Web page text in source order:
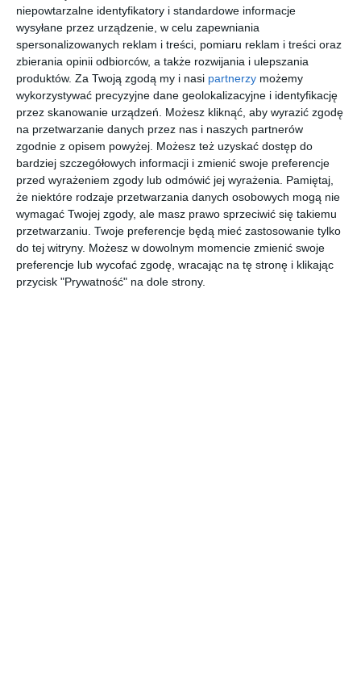
niepowtarzalne identyfikatory i standardowe informacje
wysyłane przez urządzenie, w celu zapewniania
spersonalizowanych reklam i treści, pomiaru reklam i treści oraz
zbierania opinii odbiorców, a także rozwijania i ulepszania
produktów. Za Twoją zgodą my i nasi partnerzy możemy
wykorzystywać precyzyjne dane geolokalizacyjne i identyfikację
przez skanowanie urządzeń. Możesz kliknąć, aby wyrazić zgodę
na przetwarzanie danych przez nas i naszych partnerów
zgodnie z opisem powyżej. Możesz też uzyskać dostęp do
bardziej szczegółowych informacji i zmienić swoje preferencje
przed wyrażeniem zgody lub odmówić jej wyrażenia.
Pamiętaj,
że niektóre rodzaje przetwarzania danych osobowych mogą nie
wymagać Twojej zgody, ale masz prawo sprzeciwić się takiemu
przetwarzaniu. Twoje preferencje będą mieć zastosowanie tylko
do tej witryny. Możesz w dowolnym momencie zmienić swoje
preferencje lub wycofać zgodę, wracając na tę stronę i klikając
przycisk "Prywatność" na dole strony.
[ audiobook, e-book
Poranki
smakują
kawą
Sabina Waszut
[ audiobook, e-book
]
Popołudni
a jak
gorzka
czekolada
Sabina Waszut
[ audiobook, e-book
Noc
pachnie
chlebem
Sabina Waszut
[ książka, audiobook,
e-book ]
Bar na
starym
osiedlu
Sabina Waszut
]
Narzeczo
na z getta
Stracone
pokolenie
e-book ]
Dobra-
Czas